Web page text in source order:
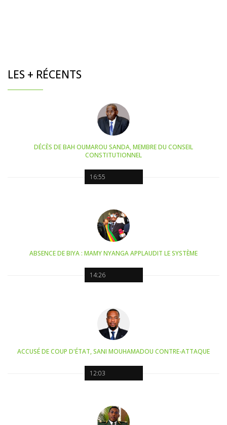
LES + RÉCENTS
16:55
DÉCÈS DE BAH OUMAROU SANDA, MEMBRE DU CONSEIL
CONSTITUTIONNEL
14:26
ABSENCE DE BIYA : MAMY NYANGA APPLAUDIT LE SYSTÈME
12:03
ACCUSÉ DE COUP D'ÉTAT, SANI MOUHAMADOU CONTRE-ATTAQUE